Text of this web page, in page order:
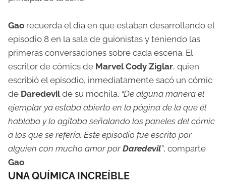
Gao recuerda el día en que estaban desarrollando el
episodio 8 en la sala de guionistas y teniendo las
primeras conversaciones sobre cada escena. El
escritor de cómics de Marvel Cody Ziglar, quien
escribió el episodio, inmediatamente sacó un cómic
de Daredevilde su mochila. “De alguna manera el
ejemplar ya estaba abierto en la página de la que él
hablaba y lo agitaba señalando los paneles del cómic
a los que se refería. Este episodio fue escrito por
alguien con mucho amor porDaredevil”, comparte
Gao.
UNA QUÍMICA INCREÍBLE